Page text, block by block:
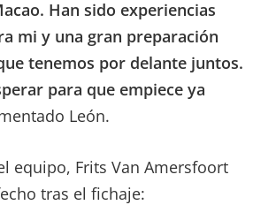
Han sido experiencias
mi y una gran preparación
tenemos por delante juntos.
para que empiece ya
León.
equipo, Frits Van Amersfoort
tras el fichaje: